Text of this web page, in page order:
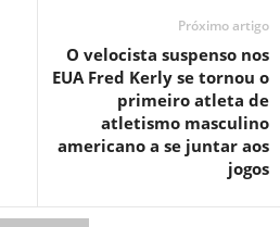
Próximo artigo
O velocista suspenso nos
EUA Fred Kerly se tornou o
primeiro atleta de
atletismo masculino
americano a se juntar aos
jogos